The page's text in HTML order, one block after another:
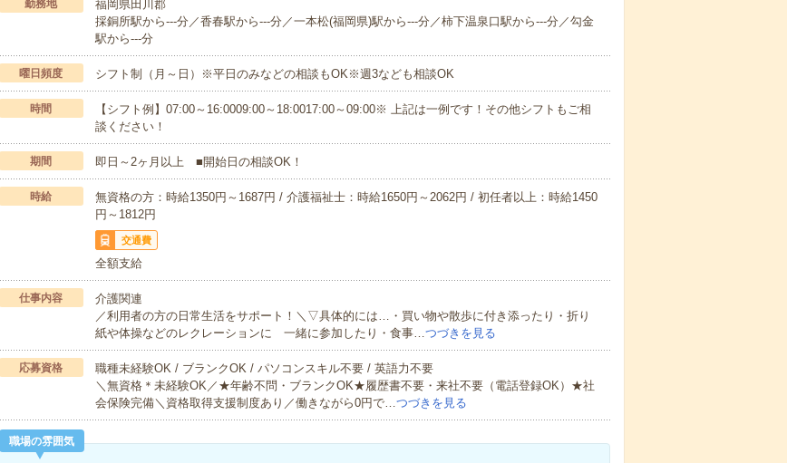
勤務地
福岡県田川郡
採銅所駅から---分／香春駅から---分／一本松(福岡県)駅から---分／柿下温泉口駅から---分／勾金
駅から---分
曜日頻度 シフト制（月～日）※平日のみなどの相談もOK※週3なども相談OK
時間
【シフト例】07:00～16:0009:00～18:0017:00～09:00※ 上記は一例です！その他シフトもご相
談ください！
期間 即日～2ヶ月以上 ■開始日の相談OK！
時給
無資格の方：時給1350円～1687円 / 介護福祉士：時給1650円～2062円 / 初任者以上：時給1450
円～1812円
交通費
全額支給
仕事内容
介護関連
／利用者の方の日常生活をサポート！＼▽具体的には…・買い物や散歩に付き添ったり・折り
紙や体操などのレクレーションに 一緒に参加したり・食事…つづきを見る
応募資格
職種未経験OK / ブランクOK / パソコンスキル不要 / 英語力不要
＼無資格＊未経験OK／★年齢不問・ブランクOK★履歴書不要・来社不要（電話登録OK）★社
会保険完備＼資格取得支援制度あり／働きながら0円で…つづきを見る
職場の雰囲気